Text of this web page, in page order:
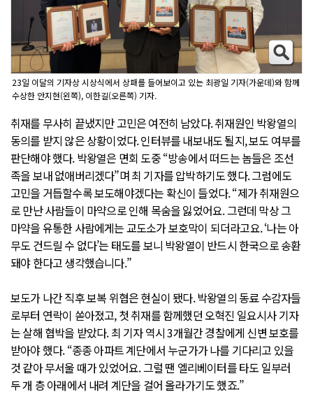
23일 이달의 기자상 시상식에서 상패를 들어보이고 있는 최광일 기자(가운데)와 함께
수상한 안지현(왼쪽), 이한길(오른쪽) 기자.
취재를 무사히 끝냈지만 고민은 여전히 남았다. 취재원인 박왕열의
동의를 받지 않은 상황이었다. 인터뷰를 내보내도 될지, 보도 여부를
판단해야 했다. 박왕열은 면회 도중 “방송에서 떠드는 놈들은 조선
족을 보내 없애버리겠다”며 최 기자를 압박하기도 했다. 그럼에도
고민을 거듭할수록 보도해야겠다는 확신이 들었다. “제가 취재원으
로 만난 사람들이 마약으로 인해 목숨을 잃었어요. 그런데 막상 그
마약을 유통한 사람에게는 교도소가 보호막이 되더라고요. ‘나는 아
무도 건드릴 수 없다’는 태도를 보니 박왕열이 반드시 한국으로 송환
돼야 한다고 생각했습니다.”
보도가 나간 직후 보복 위협은 현실이 됐다. 박왕열의 동료 수감자들
로부터 연락이 쏟아졌고, 첫 취재를 함께했던 오혁진 일요시사 기자
는 살해 협박을 받았다. 최 기자 역시 3개월간 경찰에게 신변 보호를
받아야 했다. “종종 아파트 계단에서 누군가가 나를 기다리고 있을
것 같아 무서울 때가 있었어요. 그럴 땐 엘리베이터를 타도 일부러
두 개 층 아래에서 내려 계단을 걸어 올라가기도 했죠.”